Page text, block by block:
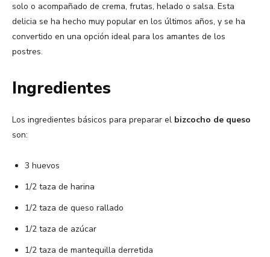
solo o acompañado de crema, frutas, helado o salsa. Esta
delicia se ha hecho muy popular en los últimos años, y se ha
convertido en una opción ideal para los amantes de los
postres.
Ingredientes
Los ingredientes básicos para preparar el bizcocho de queso
son:
3 huevos
1/2 taza de harina
1/2 taza de queso rallado
1/2 taza de azúcar
1/2 taza de mantequilla derretida